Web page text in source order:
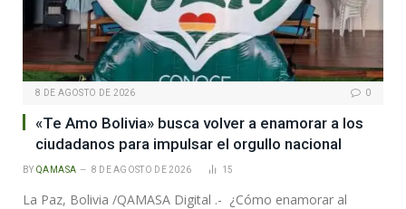
8 DE AGOSTO DE 2026 0
«Te Amo Bolivia» busca volver a enamorar a los
ciudadanos para impulsar el orgullo nacional
BY QAMASA 8 DE AGOSTO DE 2026 15
La Paz, Bolivia /QAMASA Digital .- ¿Cómo enamorar al